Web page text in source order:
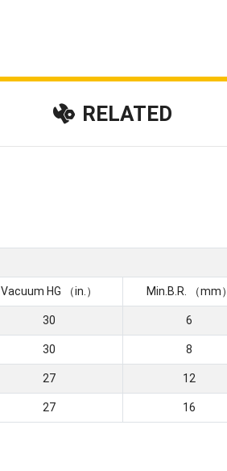
RELATED
Vacuum HG （in.） Min.B.R. （mm）
30 6
30 8
27 12
27 16